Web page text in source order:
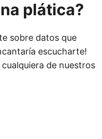
plática?
sobre datos que
escucharte!
de nuestros